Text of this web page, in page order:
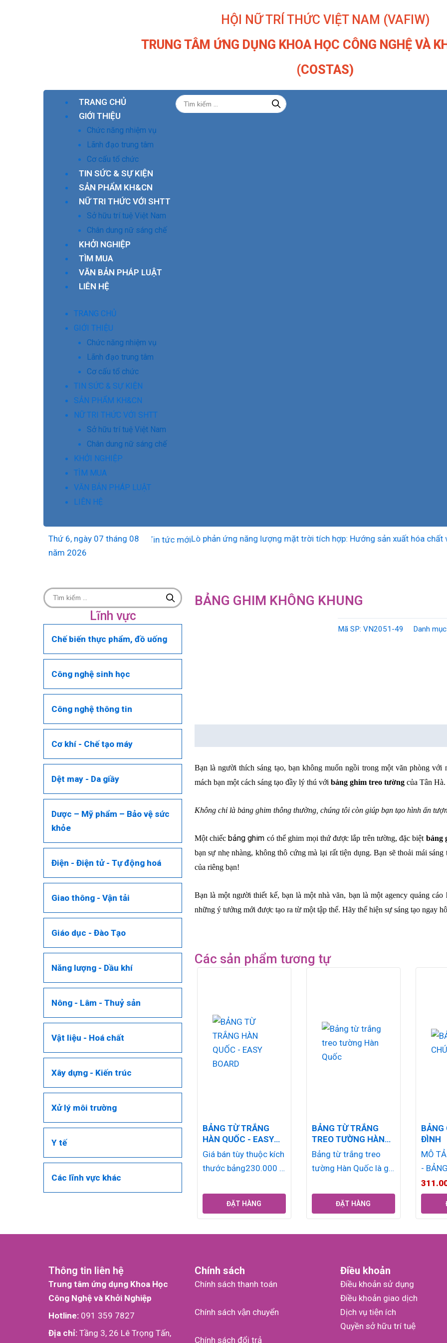
HỘI NỮ TRÍ THỨC VIỆT NAM (VAFIW)
TRUNG TÂM ỨNG DỤNG KHOA HỌC CÔNG NGHỆ VÀ
(COSTAS)
TRANG CHỦ
GIỚI THIỆU
Chức năng nhiệm vụ
Lãnh đạo trung tâm
Cơ cấu tổ chức
TIN SỨC & SỰ KIỆN
SẢN PHẨM KH&CN
NỮ TRI THỨC VỚI SHTT
Sở hữu trí tuệ Việt Nam
Chân dung nữ sáng chế
KHỞI NGHIỆP
TÌM MUA
VĂN BẢN PHÁP LUẬT
LIÊN HỆ
TRANG CHỦ
GIỚI THIỆU
Chức năng nhiệm vụ
Lãnh đạo trung tâm
Cơ cấu tổ chức
TIN SỨC & SỰ KIỆN
SẢN PHẨM KH&CN
NỮ TRI THỨC VỚI SHTT
Sở hữu trí tuệ Việt Nam
Chân dung nữ sáng chế
KHỞI NGHIỆP
TÌM MUA
VĂN BẢN PHÁP LUẬT
LIÊN HỆ
Thứ 6, ngày 07 tháng 08
năm 2026
Lò phản ứng năng lượng mặt trời tích hợp: Hướng sản xuất hóa chất và
Lĩnh vực
Chế biến thực phẩm, đồ uống
Công nghệ sinh học
Công nghệ thông tin
Cơ khí - Chế tạo máy
Dệt may - Da giầy
Dược – Mỹ phẩm – Bảo vệ sức
khỏe
Điện - Điện tử - Tự động hoá
Giao thông - Vận tải
Giáo dục - Đào Tạo
Năng lượng - Dầu khí
Nông - Lâm - Thuỷ sản
Vật liệu - Hoá chất
Xây dựng - Kiến trúc
Xử lý môi trường
Y tế
Các lĩnh vực khác
BẢNG GHIM KHÔNG KHUNG
Mã SP: VN2051-49 Danh mục
Bạn là người thích sáng tạo, bạn không muốn ngồi trong một văn phòng
mách bạn một cách sáng tạo đầy lý thú với bảng ghim treo tườngcủa Tân Hà.
Không chỉ là bảng ghim thông thường, chúng tôi còn giúp bạn tạo hình ấn
Một chiếc bảng ghim có thể ghim mọi thứ được lắp trên tường, đặc biệt bảng
bạn sự nhẹ nhàng, không thô cứng mà lại rất tiện dụng. Bạn sẽ thoải mái
của riêng bạn!
Bạn là một người thiết kế, bạn là một nhà văn, bạn là một agency quảng
những ý tưởng mới được tạo ra từ một tập thể. Hãy thể hiện sự sáng tạo ngay
Các sản phẩm tương tự
BẢNG TỪ TRẮNG
HÀN QUỐC - EASY
BOARD
Giá bán tùy thuộc kích
thước bảng230.000 đ
600mm)332.000 đ
(600mm x
ĐẶT HÀNG
BẢNG TỪ TRẮNG
TREO TƯỜNG HÀN
QUỐC
Bảng từ trắng treo
tường Hàn Quốc là gì?
tường Hàn Quốc hít
nam châm, bề...
ĐẶT HÀNG
BẢNG
ĐÌNH
MÔ
-
DỤNG
Thông tin liên hệ
Trung tâm ứng dụng Khoa Học
Công Nghệ và Khởi Nghiệp
Hotline: 091 359 7827
Địa chỉ:Tầng 3, 26 Lê Trọng Tấn,
Chính sách
Chính sách thanh toán
Chính sách vận chuyển
Chính sách đổi trả
Điều khoản
Điều khoản sử dụng
Điều khoản giao dịch
Dịch vụ tiện ích
Quyền sở hữu trí tuệ